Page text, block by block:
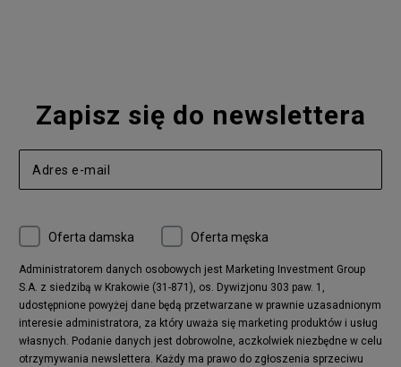
Air Jordan 1
New Balance 327
adidas Handball Spezial
Birkenstock Arizona
Nike Air Max 270
New Balance CT302
adidas Ozelia
Nike Air More Uptempo
adidas Stan Smith
Puma Mayze
Reebok Club C
New Balance 2002
adidas NMD
Converse Run Star Hike
Nike Air Max Pulse
adidas Nizza
New Balance 997
adidas ZX
Nike Waffle One
Zapisz się do newslettera
Oferta damska Oferta męska
Administratorem danych osobowych jest Marketing Investment Group
S.A. z siedzibą w Krakowie (31-871), os. Dywizjonu 303 paw. 1,
udostępnione powyżej dane będą przetwarzane w prawnie uzasadnionym
interesie administratora, za który uważa się marketing produktów i usług
własnych. Podanie danych jest dobrowolne, aczkolwiek niezbędne w celu
otrzymywania newslettera. Każdy ma prawo do zgłoszenia sprzeciwu